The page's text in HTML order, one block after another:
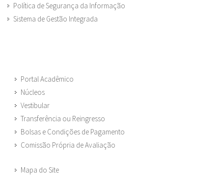
Política de Segurança da Informação
Sistema de Gestão Integrada
Portal Acadêmico
Núcleos
Vestibular
Transferência ou Reingresso
Bolsas e Condições de Pagamento
Comissão Própria de Avaliação
Mapa do Site